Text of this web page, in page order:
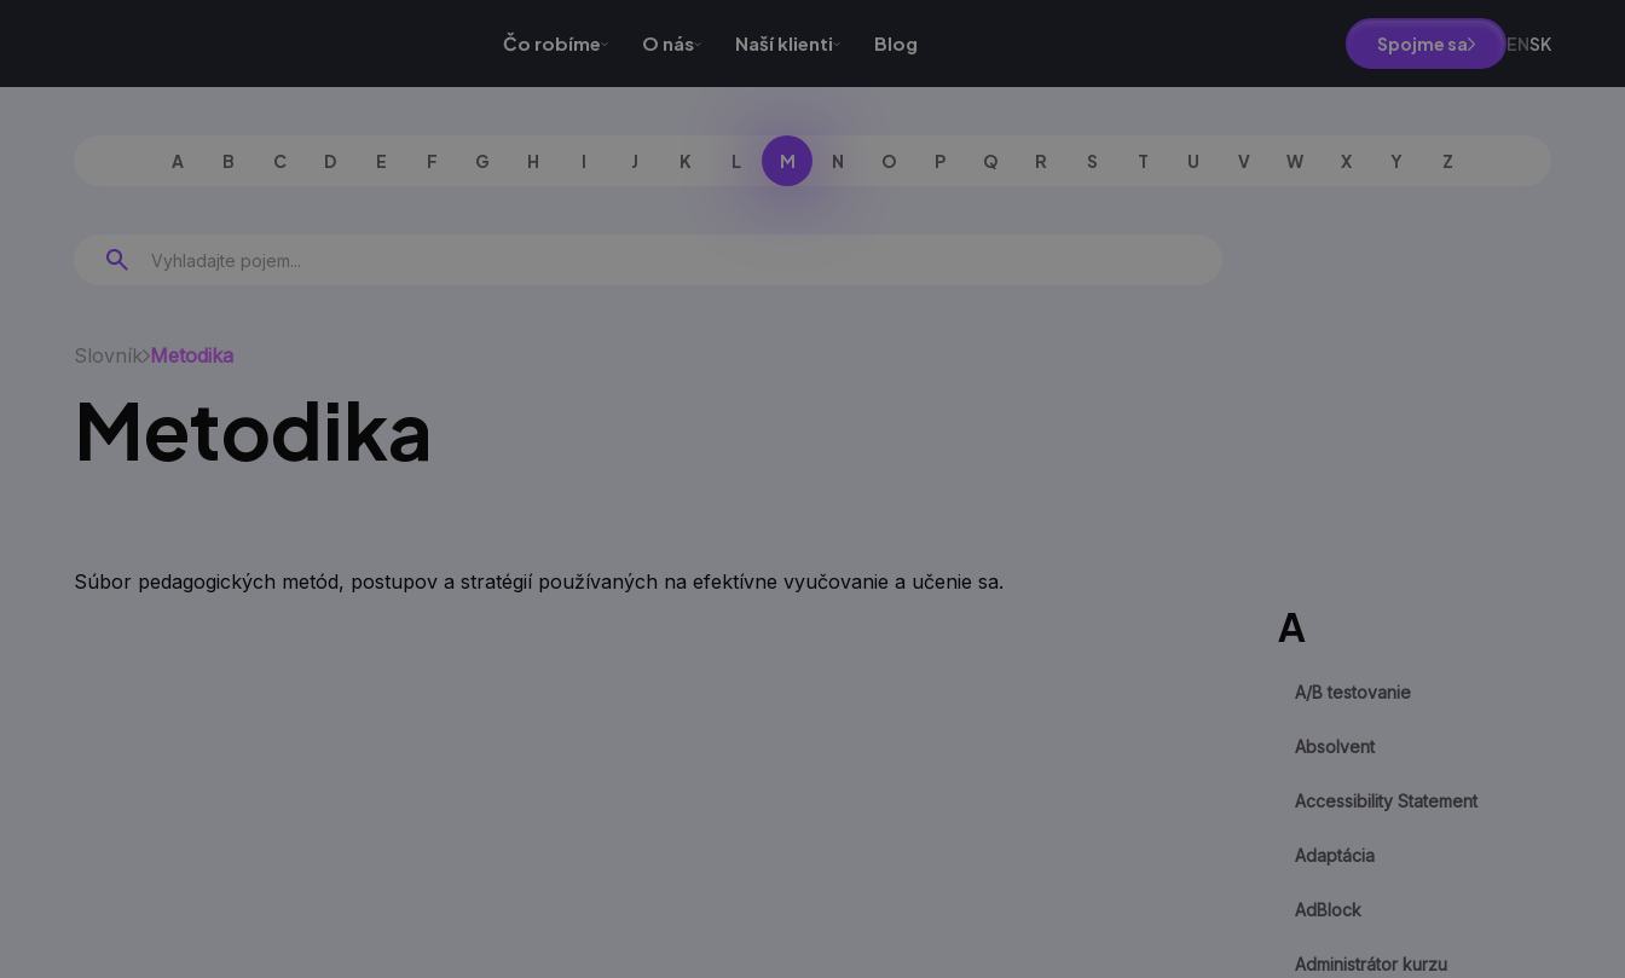
Čo robíme O nás Naší klienti Blog Spojme sa ENSK
A B C D E F G H I J K L M N O P Q R S T U V W X Y Z
Slovník Metodika
Metodika
Súbor pedagogických metód, postupov a stratégií používaných na efektívne vyučovanie a učenie sa.
A
A/B testovanie
Absolvent
Accessibility Statement
Adaptácia
AdBlock
Administrátor kurzu